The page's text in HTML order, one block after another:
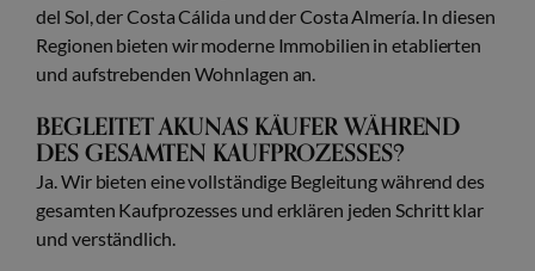
del Sol, der Costa Cálida und der Costa Almería. In diesen
Regionen bieten wir moderne Immobilien in etablierten
und aufstrebenden Wohnlagen an.
BEGLEITET AKUNAS KÄUFER WÄHREND
DES GESAMTEN KAUFPROZESSES?
Ja. Wir bieten eine vollständige Begleitung während des
gesamten Kaufprozesses und erklären jeden Schritt klar
und verständlich.